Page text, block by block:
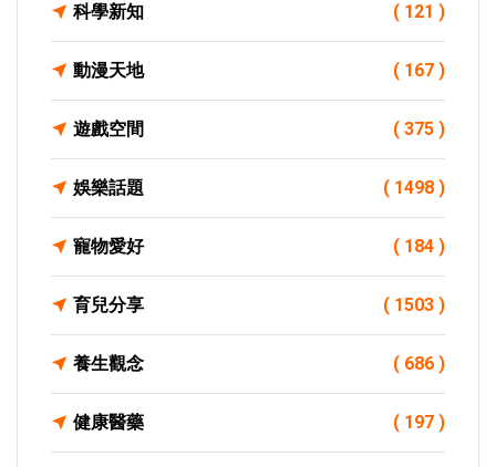
科學新知 ( 121 )
動漫天地 ( 167 )
遊戲空間 ( 375 )
娛樂話題 ( 1498 )
寵物愛好 ( 184 )
育兒分享 ( 1503 )
養生觀念 ( 686 )
健康醫藥 ( 197 )